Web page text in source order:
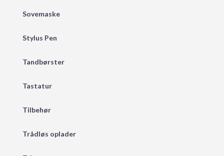
Sovemaske
Stylus Pen
Tandbørster
Tastatur
Tilbehør
Trådløs oplader